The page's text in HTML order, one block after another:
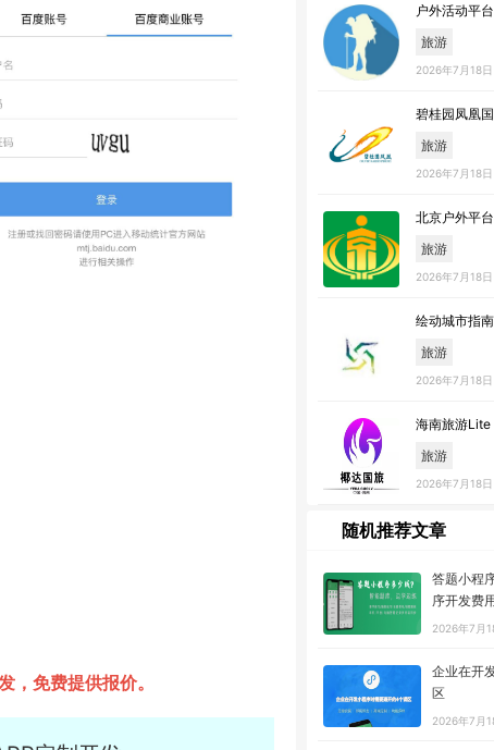
免费提供报价。
户外活动平台
旅游
2026年7月18日
碧桂园凤凰
旅游
2026年7月18日
北京户外平台
旅游
2026年7月18日
绘动城市指南
旅游
2026年7月18日
海南旅游Lite
旅游
2026年7月18日
随机推荐文章
答题小程
序开发费
2026年7月
企业在开
区
2026年7月